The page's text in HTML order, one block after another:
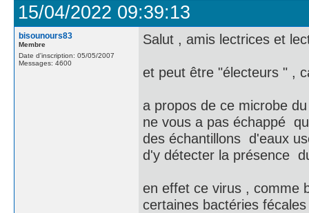
15/04/2022 09:39:13
bisounours83
Membre
Date d'inscription: 05/05/2007
Messages: 4600
Salut , amis lectrices et
et peut être "électeurs " ,
a propos de ce microbe
ne vous a pas échappé
des échantillons d'eaux
d'y détecter la présence
en effet ce virus , comme
certaines bactéries